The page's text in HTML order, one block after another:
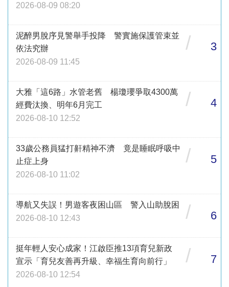
2026-08-09 08:20
泥醉男脫序見警舉手投降 警實施保護管束並
依法究辦
2026-08-09 11:45
/ 3
大雅「這6路」水管老舊 楊瓊瓔爭取4300萬
經費汰換、明年6月完工
2026-08-10 12:52
/ 4
33歲公務員猛打鼾精神不濟 竟是睡眠呼吸中
止症上身
2026-08-10 11:02
/ 5
導航又失誤！男遊客夜困山區 警入山助脫困
2026-08-10 12:43
/ 6
挺年輕人安心成家！江啟臣推13項育兒新政
宣示「育兒友善再升級、幸福生育向前行」
2026-08-10 12:54
/ 7